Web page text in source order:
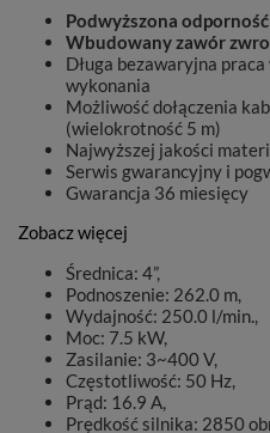
Podwyższona
Wbudowany zawór
Długa bezawaryjna
wykonania
Możliwość dołączenia
(wielokrotność 5 m)
Najwyższej jakości
Serwis gwarancyjny i
Gwarancja 36 miesięcy
Zobacz więcej
Średnica: 4”,
Podnoszenie: 262.0 m,
Wydajność: 250.0 l/min.,
Moc: 7.5 kW,
Zasilanie: 3~400 V,
Częstotliwość: 50 Hz,
Prąd: 16.9 A,
Prędkość silnika: 2850